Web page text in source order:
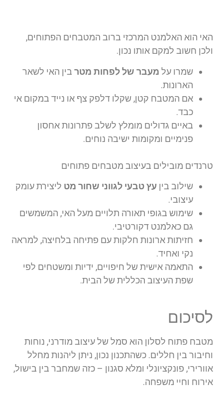
האי הוא האלמנט המרכזי ברוב המטבחים הפתוחים,
ולכן חשוב למקם אותו נכון.
שמרו על מעבר של לפחות מטר בין האי לשאר
הארונות.
אם המטבח קטן, שקלו דלפק צף או נייד במקום אי
כבד.
באיים גדולים מומלץ לשלב פתרונות אחסון
פנימיים ומקומות ישיבה נוחים.
טרנדים מובילים בעיצוב מטבחים פתוחים
שילוב בין עץ טבעי לגווני שחור מט ליצירת עומק
עיצובי.
שימוש בגופי תאורה תלויים מעל האי, המשמשים
גם כאלמנט דקורטיבי.
חזיתות ארונות חלקות עם פתיחה בלחיצה, למראה
נקי ואחיד.
התאמה אישית של חיפויים, ידיות ומשטחים לפי
שפת העיצוב הכללית של הבית.
לסיכום
מטבח פתוח לסלון הוא סמל של עיצוב מודרני, נוחות
וחיבור בין חללים. כשהתכנון נכון, ניתן ליהנות מחלל
אוורירי, פונקציונלי ומלא סגנון – כזה שמחבר בין בישול,
אירוח וחיי משפחה.